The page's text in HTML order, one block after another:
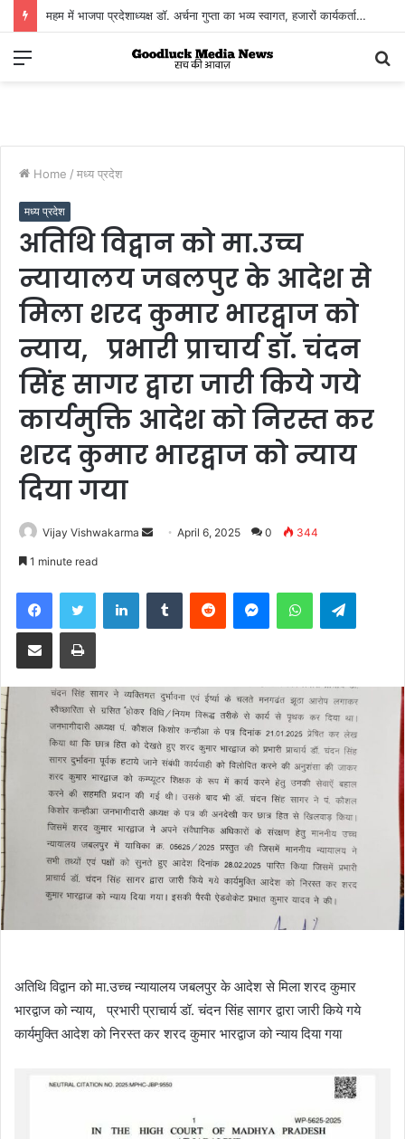
महम में भाजपा प्रदेशाध्यक्ष डॉ. अर्चना गुप्ता का भव्य स्वागत, हजारों कार्यकर्ताओं ने दिखाया संगठनात्मक एकजुटता का दम
Menu
Home / मध्य प्रदेश
मध्य प्रदेश
अतिथि विद्वान को मा.उच्च
न्यायालय जबलपुर के आदेश से
मिला शरद कुमार भारद्वाज को
न्याय, प्रभारी प्राचार्य डॉ. चंदन
सिंह सागर द्वारा जारी किये गये
कार्यमुक्ति आदेश को निरस्त कर
शरद कुमार भारद्वाज को न्याय
दिया गया
Vijay Vishwakarma
SendApril 6, 2025 0 344
1 minute read
FacebookTwitter LinkedInTumblr Reddit MessengerWhatsApp
Share via Email Print
अतिथि विद्वान को मा.उच्च न्यायालय जबलपुर के आदेश से मिला शरद कुमार
भारद्वाज को न्याय, प्रभारी प्राचार्य डॉ. चंदन सिंह सागर द्वारा जारी किये गये
कार्यमुक्ति आदेश को निरस्त कर शरद कुमार भारद्वाज को न्याय दिया गया